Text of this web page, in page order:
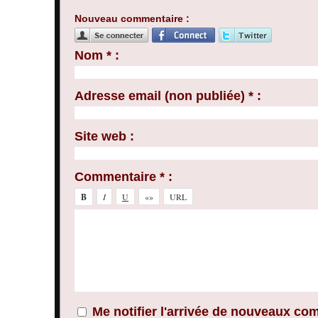
Nouveau commentaire :
Nom * :
Adresse email (non publiée) * :
Site web :
Commentaire * :
Me notifier l'arrivée de nouveaux